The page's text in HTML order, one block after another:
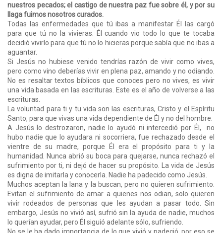
nuestros pecados; el castigo de nuestra paz fue sobre él, y por su
llaga fuimos nosotros curados.
Todas las enfermedades que tú ibas a manifestar Él las cargó
para que tú no la vivieras. Él cuando vio todo lo que te tocaba
decidió vivirlo para que tú no lo hicieras porque sabía que no ibas a
aguantar.
Si Jesús no hubiese venido tendrías razón de vivir como vives,
pero como vino deberías vivir en plena paz, amando y no odiando.
No es resaltar textos bíblicos que conoces pero no vives, es vivir
una vida basada en las escrituras. Este es el año de volverse a las
escrituras.
La voluntad para ti y tu vida son las escrituras, Cristo y el Espíritu
Santo, para que vivas una vida dependiente de Él y no del hombre.
A Jesús lo destrozaron, nadie lo ayudó ni intercedió por Él, no
hubo nadie que lo ayudara ni socorriera, fue rechazado desde el
vientre de su madre, porque Él era el propósito para ti y la
humanidad. Nunca abrió su boca para quejarse, nunca rechazó el
sufrimiento por ti, ni dejó de hacer su propósito. La vida de Jesús
es digna de imitarla y conocerla. Nadie ha padecido como Jesús.
Muchos aceptan la lana y la buscan, pero no quieren sufrimiento.
Evitan el sufrimiento de amar a quienes nos odian, solo quieren
vivir rodeados de personas que les ayudan a pasar todo. Sin
embargo, Jesús no vivió así, sufrió sin la ayuda de nadie, muchos
lo querían ayudar, pero Él siguió adelante sólo, sufriendo.